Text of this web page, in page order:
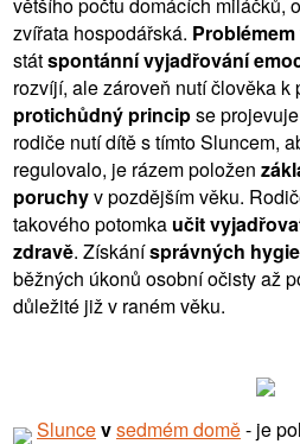
zvířata hospodářská. Problémem
státspontánní vyjadřování
rozvíjí, ale zároveň nutí člověka k
protichůdný principse
rodiče nutí dítě s tímto Sluncem,
regulovalo, je rázem položen
poruchyv pozdějším věku.
takového potomka učit
zdravě. Získánísprávných
běžných úkonů osobní očisty až
důležité již v raném věku.
Sluncevsedmém domě- je